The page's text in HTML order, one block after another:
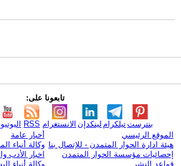
تابعونا على:
RSS الانستغرام لينكدإن تيلكرامبنترست
الموقع الرئيسي
هيئة ادارة الحوار المتمدن - للإتصال بنا
إحصائيات مؤسسة الحوار المتمدن
قواعد النشر
أخبار عامة
وكالة أنباء
اخبار الأدب
وكالة أنباء